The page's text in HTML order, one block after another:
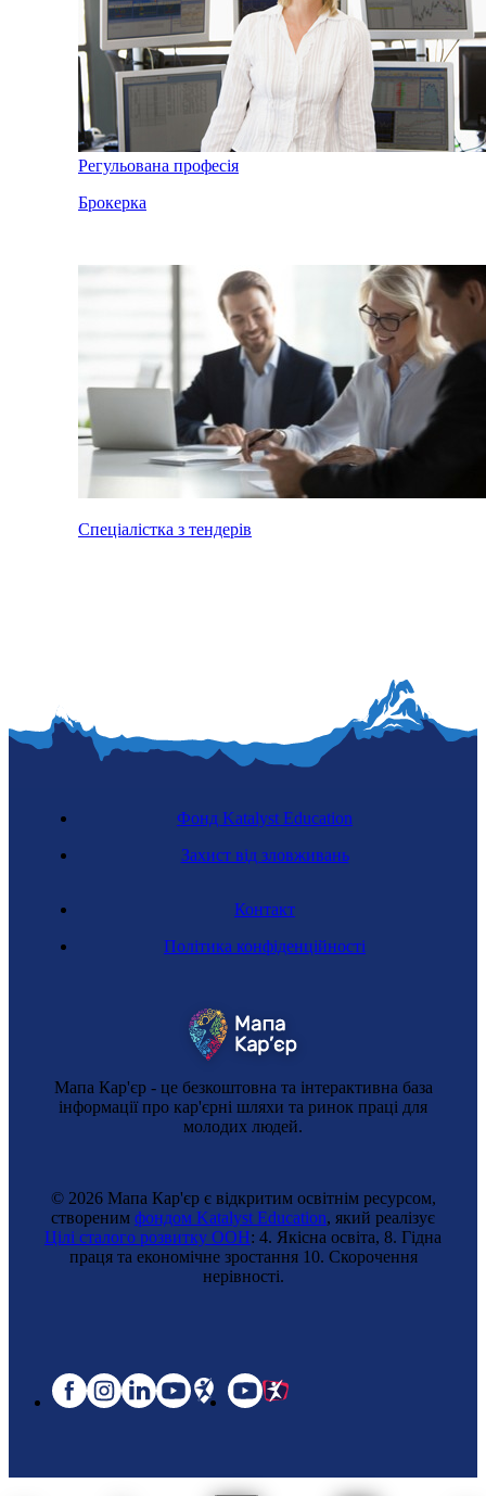
Регульована професія
Брокерка
Спеціалістка з тендерів
Мапа Кар'єр - це безкоштовна та інтерактивна база
інформації про кар'єрні шляхи та ринок праці для
молодих людей.
Контакт
Політика конфіденційності
Фонд Katalyst Education
Захист від зловживань
© 2026 Мапа Кар'єр є відкритим освітнім ресурсом,
створеним фондом Katalyst Education, який реалізує
Цілі сталого розвитку ООН: 4. Якісна освіта, 8. Гідна
праця та економічне зростання 10. Cкорочення
нерівності.